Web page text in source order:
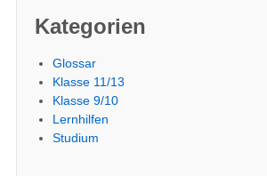
Kategorien
Glossar
Klasse 11/13
Klasse 9/10
Lernhilfen
Studium